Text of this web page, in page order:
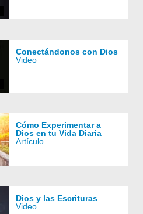
Conectándonos con Dios
Video
Cómo Experimentar a
Dios en tu Vida Diaria
Artículo
Dios y las Escrituras
Video